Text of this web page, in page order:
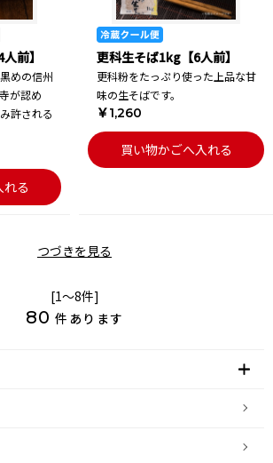
前】
めの信州
が認め
許される
れる
更科生そば1kg【6人前】
更科粉をたっぷり使った上品な甘
味の生そばです。
￥1,260
買い物かごへ入れる
つづきを見る
[1～8件]
80 件あります